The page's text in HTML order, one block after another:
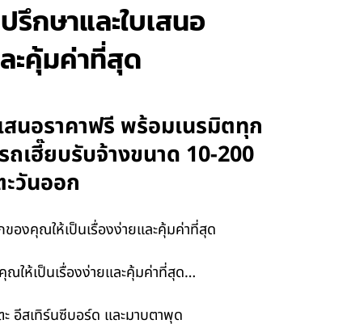
กษาและใบเสนอ
ะคุ้มค่าที่สุด
สนอราคาฟรี พร้อมเนรมิตทุก
เฮี๊ยบรับจ้างขนาด 10-200
วันออก
องคุณให้เป็นเรื่องง่ายและคุ้มค่าที่สุด
ณให้เป็นเรื่องง่ายและคุ้มค่าที่สุด…
อีสเทิร์นซีบอร์ด และมาบตาพุด